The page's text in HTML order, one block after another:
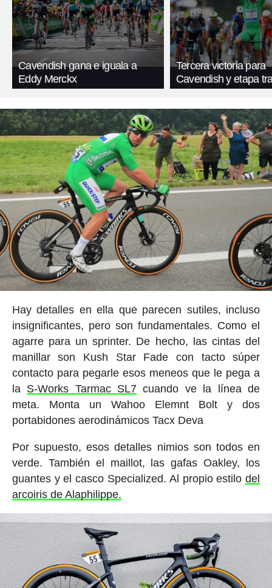
Cavendish gana e iguala a
Eddy Merckx
Tercera victoria para
Cavendish y etapa
Hay detalles en ella que parecen sutiles, incluso
insignificantes, pero son fundamentales. Como el
agarre para un sprinter. De hecho, las cintas del
manillar son Kush Star Fade con tacto súper
contacto para pegarle esos meneos que le pega a
la S-Works Tarmac SL7 cuando ve la línea de
meta. Monta un Wahoo Elemnt Bolt y dos
portabidones aerodinámicos Tacx Deva
Por supuesto, esos detalles nimios son todos en
verde. También el maillot, las gafas Oakley, los
guantes y el casco Specialized. Al propio estilodel
arcoiris de Alaphilippe.